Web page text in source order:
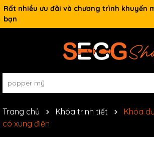
Rất nhiều ưu đãi và chương trình khuyến
bạn
Trang chủ Khóa trinh tiết
Khóa
có xung điện